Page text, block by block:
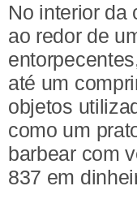
No interior da
ao redor de
até um
objetos
como um
barbear com
837 em